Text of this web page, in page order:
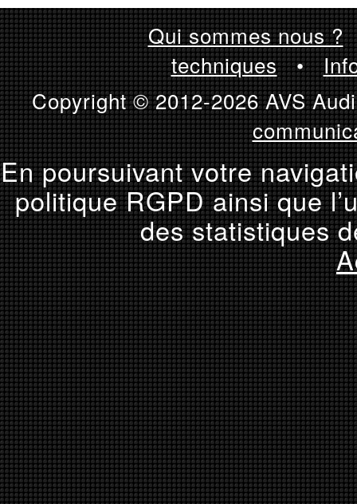
Qui sommes nous ?
techniques•
Copyright © 2012-2026 AVS
En poursuivant votre
politique RGPD ainsi que
des statistiques